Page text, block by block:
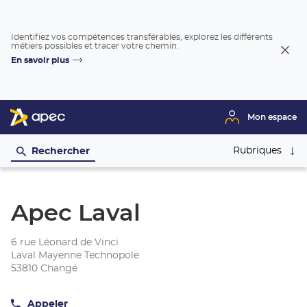
Identifiez vos compétences transférables, explorez les différents
métiers possibles et tracer votre chemin.
En savoir plus
Mon espace
Rechercher Rubriques
Apec Laval
6 rue Léonard de Vinci
Laval Mayenne Technopole
53810 Changé
Appeler